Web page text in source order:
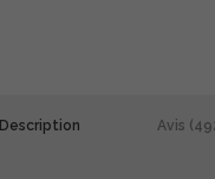
Description Avis